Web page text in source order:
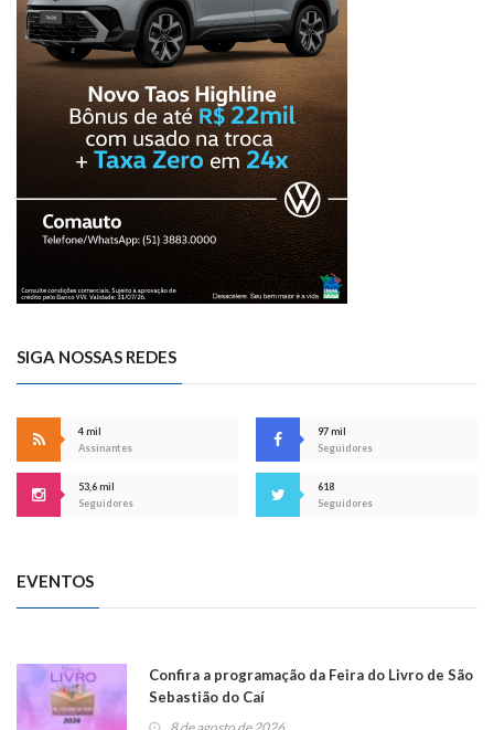
SIGA NOSSAS REDES
4 mil
Assinantes
97 mil
Seguidores
53,6 mil
Seguidores
618
Seguidores
EVENTOS
Confira a programação da Feira do Livro de São
Sebastião do Caí